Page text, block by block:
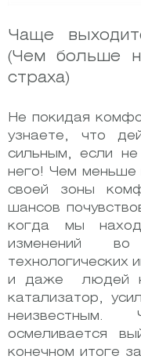
Чаще
(Чем больше
страха)
Не покидая
узнаете, что
сильным, если
него! Чем меньше
своей зоны
шансов
когда мы
изменений
технологических
и даже людей
катализатор,
осмеливается
конечном итоге